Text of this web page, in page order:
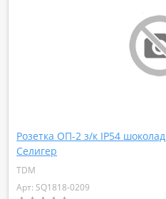
Розетка ОП-2 з/к IP54
Селигер
TDM
Арт: SQ1818-0209